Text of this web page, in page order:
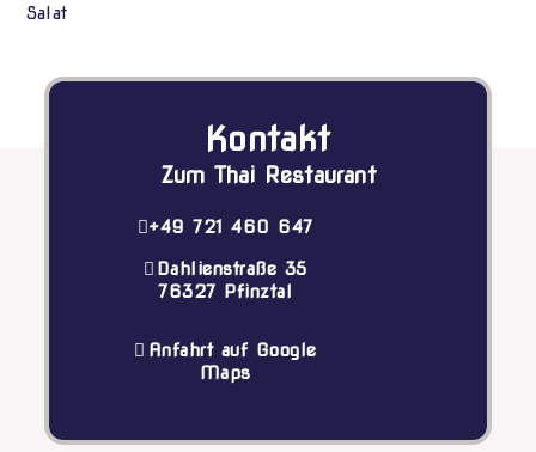
Salat
Kontakt
Zum Thai Restaurant
+49 721 460 647
Dahlienstraße 35
76327 Pfinztal
Anfahrt auf Google
Maps